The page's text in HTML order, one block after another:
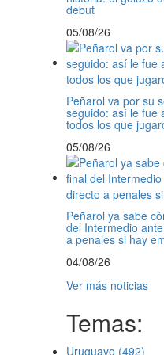
debut
05/08/26
Peñarol va por su
seguido: así le fue
todos los que
05/08/26
Peñarol ya sabe
del Intermedio
a penales si hay
04/08/26
Ver más noticias
Temas:
Uruguayo (492)